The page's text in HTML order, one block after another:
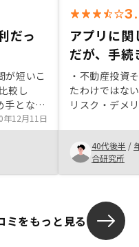
だっ
が短いこ
較し
手となっ
る方法を
出来るよ
年12月11日
アプリに
だが、手続
・不動産投資
たわけではな
リスク・デメ
信用を活用し
さずに投資で
います。 ・手
務所に行くこ
す。シミュレ
の補助ツール
却予想額が初
40代後半 /
合研究所
ミをもっと見る